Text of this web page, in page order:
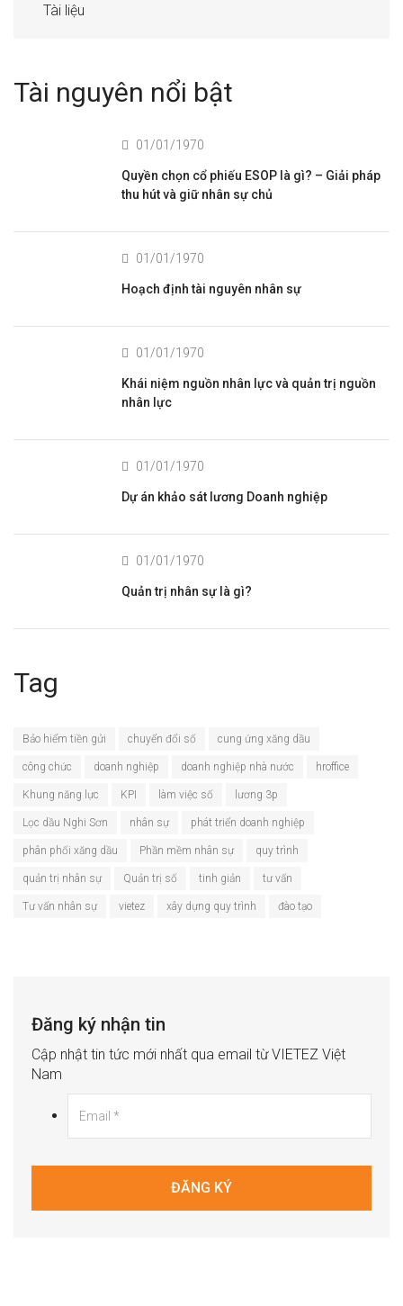
Tài liệu
Tài nguyên nổi bật
01/01/1970
Quyền chọn cổ phiếu ESOP là gì? – Giải pháp
thu hút và giữ nhân sự chủ
01/01/1970
Hoạch định tài nguyên nhân sự
01/01/1970
Khái niệm nguồn nhân lực và quản trị nguồn
nhân lực
01/01/1970
Dự án khảo sát lương Doanh nghiệp
01/01/1970
Quản trị nhân sự là gì?
Tag
Bảo hiểm tiền gửi chuyển đổi số cung ứng xăng dầu
công chức doanh nghiệp doanh nghiệp nhà nước hroffice
Khung năng lực KPI làm việc số lương 3p
Lọc dầu Nghi Sơn nhân sự phát triển doanh nghiệp
phân phối xăng dầu Phần mềm nhân sự quy trình
quản trị nhân sự Quản trị số tinh giản tư vấn
Tư vấn nhân sự vietez xây dựng quy trình đào tạo
Đăng ký nhận tin
Cập nhật tin tức mới nhất qua email từ VIETEZ Việt
Nam